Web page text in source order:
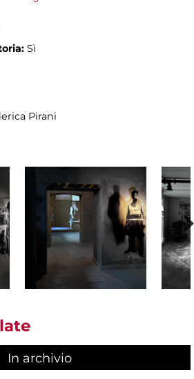
Sì
Pirani
In archivio